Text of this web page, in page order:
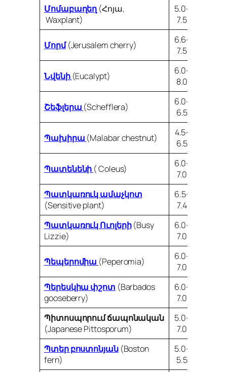
Մոմաբաղեղ (Հոյա,
Waxplant)
5.0-
7.5
Մորմ (Jerusalem cherry)
6.6-
7.5
Նվենի (Eucalypt)
6.0-
8.0
Շեֆլերա (Schefflera)
6.0-
6.5
Պախիրա (Malabar chestnut)
4.5-
6.5
Պատենենի ( Coleus)
6.0-
7.0
Պատկառուկ ամաչկոտ
(Sensitive plant)
6.5-
7.4
Պատկառուկ Ուոլերի(Busy
Lizzie)
6.0-
7.0
Պեպերոմիա (Peperomia)
6.0-
7.0
Պերեսկիա փշոտ (Barbados
gooseberry)
6.0-
7.0
Պիտոսպորումճապոնական
(Japanese Pittosporum)
5.0-
7.0
Պտեր բոստոնյան(Boston
fern)
5.0-
5.5